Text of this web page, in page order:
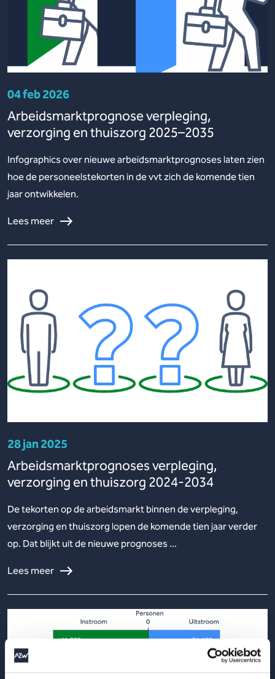
04 feb 2026
Arbeidsmarktprognose verpleging,
verzorging en thuiszorg 2025–2035
Infographics over nieuwe arbeidsmarktprognoses laten zien
hoe de personeelstekorten in de vvt zich de komende tien
jaar ontwikkelen.
Lees meer
28 jan 2025
Arbeidsmarktprognoses verpleging,
verzorging en thuiszorg 2024-2034
De tekorten op de arbeidsmarkt binnen de verpleging,
verzorging en thuiszorg lopen de komende tien jaar verder
op. Dat blijkt uit de nieuwe prognoses ...
Lees meer